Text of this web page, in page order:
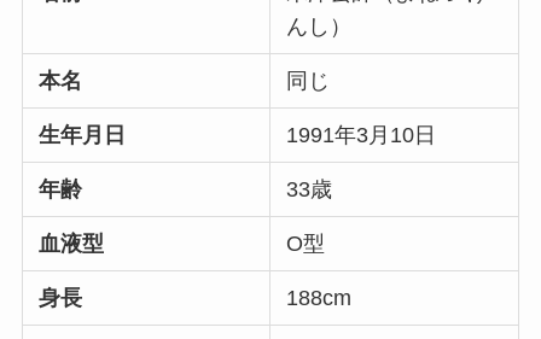
んし）
本名 同じ
生年月日 1991年3月10日
年齢 33歳
血液型 O型
身長 188cm